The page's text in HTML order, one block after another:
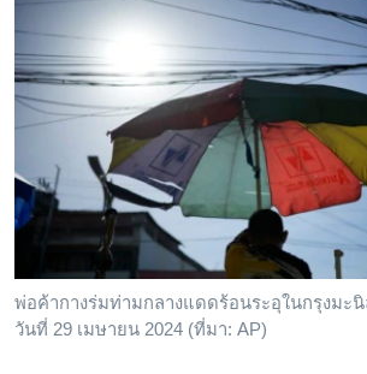
ไป
การ
ค้นหา
สังคมและสุขภาพ
ไลฟ์สไตล์
ตรวจสอบข่าว
เรียนรู้ภาษาอังกฤษ
พอดคาสต์
ติดตามเรา
พ่อค้ากางร่มท่ามกลางแดดร้อนระอุในกรุงมะ
วันที่ 29 เมษายน 2024 (ที่มา: AP)